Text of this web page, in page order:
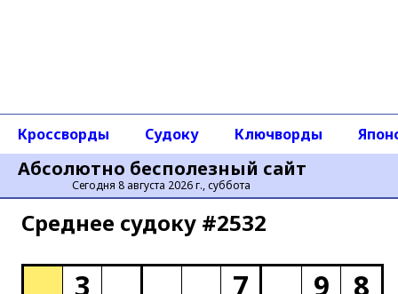
Абсолютно бесполезный сайт
Сегодня 8 августа 2026 г., суббота
Кроссворды Судоку Ключворды
Среднее cудоку #2532
3 7 9
8